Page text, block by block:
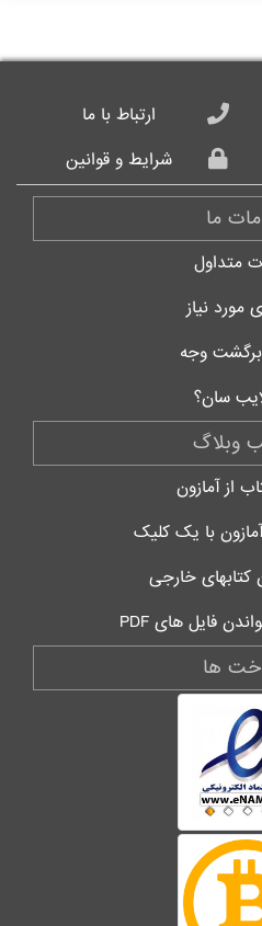
ارتباط با ما
شرایط و قوانین
ما
متداول
مورد نیاز
وجه
سان؟
وبلاگ
از آمازون
با یک کلیک
کتابهای خارجی
ها